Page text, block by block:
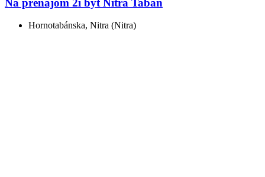
Na prenájom 2i byt Nitra Tabáň
Hornotabánska, Nitra (Nitra)